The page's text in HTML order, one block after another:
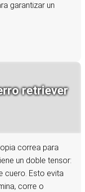
garantizar un
retriever
correa para
un doble tensor:
cuero. Esto evita
corre o